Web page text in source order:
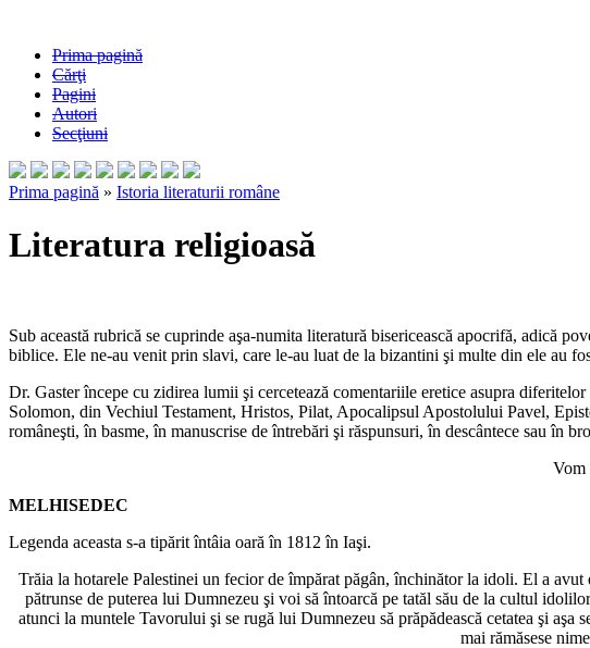
Prima pagină
Cărţi
Pagini
Autori
Secţiuni
Prima pagină » Istoria literaturii române
Literatura religioasă
Sub această rubrică se cuprinde aşa-numita literatură bisericească apocrifă, adică
biblice. Ele ne-au venit prin slavi, care le-au luat de la bizantini şi multe din ele au
Dr. Gaster începe cu zidirea lumii şi cercetează comentariile eretice asupra
Solomon, din Vechiul Testament, Hristos, Pilat, Apocalipsul Apostolului Pavel,
româneşti, în basme, în manuscrise de întrebări şi răspunsuri, în descântece sau în
Vom
MELHISEDEC
Legenda aceasta s-a tipărit întâia oară în 1812 în Iaşi.
Trăia la hotarele Palestinei un fecior de împărat păgân, închinător la idoli. El a
pătrunse de puterea lui Dumnezeu şi voi să întoarcă pe tatăl său de la cultul
atunci la muntele Tavorului şi se rugă lui Dumnezeu să prăpădească cetatea şi
mai rămăsese